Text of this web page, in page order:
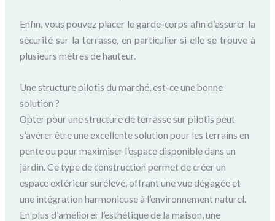
Enfin, vous pouvez placer le garde-corps afin d’assurer la
sécurité sur la terrasse, en particulier si elle se trouve à
plusieurs mètres de hauteur.
Une structure pilotis du marché, est-ce une bonne
solution ?
Opter pour une structure de terrasse sur pilotis peut
s’avérer être une excellente solution pour les terrains en
pente ou pour maximiser l’espace disponible dans un
jardin. Ce type de construction permet de créer un
espace extérieur surélevé, offrant une vue dégagée et
une intégration harmonieuse à l’environnement naturel.
En plus d’améliorer l’esthétique de la maison, une